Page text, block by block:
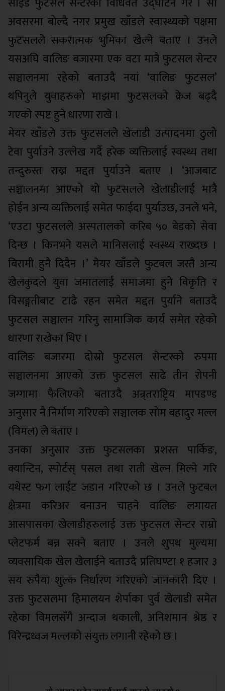
अवसरमा बोल्दै नगर प्रमुख खाँडले स्वास्थ्यको पक्षमा
फुटसलले सकरात्मक भुमिका खेल्ने बताए । उनले
यसअघि वालिङ बजारमा एक वटा मात्रै फुटसल सेन्टर
सञ्चालनमा रहेको बताउदै नयां ‘वालिङ फुटसल’
थपिनुले युवाहरुको माझमा फुटसलको क्रेज बढ्दै
गएको स्पष्ट हुने धारणा राखे ।
मेयर खाँडले उक्त फुटसलले खेलाडी उत्पादनमा ठुलो
टेवा पुर्याउने उल्लेख गर्दै हरेक व्यक्तिलाई स्वस्थ्य तथा
तन्दुरुस्त राख्न मद्दत पुर्याउने बताए । ‘आजबाट
सञ्चालनमा आएको यो फुटसलले खेलाडीलाई मात्रै
होईन अन्य व्यक्तिलाई समेत फाईदा पुर्याउछ, उनले भने,
‘एउटा फुटसलले अस्पतालको करिब ५० बेडको सेवा
दिन्छ । किनभने यसले मानिसलाई स्वस्थ्य राख्दछ ।
बिरामी हुनै दिदैन ।’ मेयर खाँडले फुटबल जस्तै अन्य
खेलकुदले युवा जमातलाई समाजमा हुने विकृति र
विसङ्गतीबाट टाढै रहन समेत मद्दत पुर्याने बताउदै
फुटसल सञ्चालन गरिनु सामाजिक कार्य समेत रहेको
धारणा राखेका थिए ।
वालिङ बजारमा दोस्रो फुटसल सेन्टरको रुपमा
सञ्चालनमा आएको उक्त फुटसल साढे तीन रोपनी
जग्गामा फैलिएको बताउदै अन्र्तराष्ट्रिय मापडण्ड
अनुसार नै निर्माण गरिएको सञ्चालक सोम बहादुर मल्ल
(विमल) ले बताए ।
उनका अनुसार उक्त फुटसलका प्रशस्त पार्किङ,
क्यान्टिन, स्पोर्टस् पसल तथा राती खेल्न मिल्ने गरि
यथेस्ट फग लाईट जडान गरिएको छ । उनले फुटबल
क्षेत्रमा करिअर बनाउन चाहने वालिङ लगायत
आसपासका खेलाडीहरुलाई उक्त फुटसल सेन्टर राम्रो
प्लेटफर्म बन्न सक्ने बताए । उनले शुपथ मुल्यमा
व्यवसायिक खेल खेलाईने बताउदै प्रतिघण्टा १ हजार ३
सय रुपैया शुल्क निर्धारण गरिएको जानकारी दिए ।
उक्त फुटसलमा हिमालयन शेर्पाका पुर्व खेलाडी समेत
रहेका विमलसँगै अन्दाज थकाली, अनिशमान श्रेष्ठ र
विरेन्द्रध्वज मल्लको संयुक्त लगानी रहेको छ ।